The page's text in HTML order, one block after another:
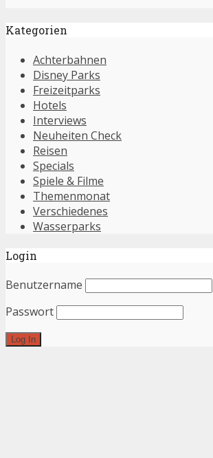
Kategorien
Achterbahnen
Disney Parks
Freizeitparks
Hotels
Interviews
Neuheiten Check
Reisen
Specials
Spiele & Filme
Themenmonat
Verschiedenes
Wasserparks
Login
Benutzername
Passwort